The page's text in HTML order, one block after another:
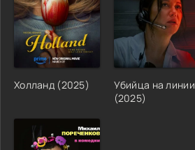
Холланд (2025)
Убийца на линии
(2025)